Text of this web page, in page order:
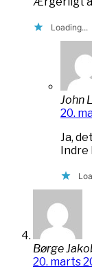
Loading...
John
20.
Ja,
Indre
Børge
20. marts